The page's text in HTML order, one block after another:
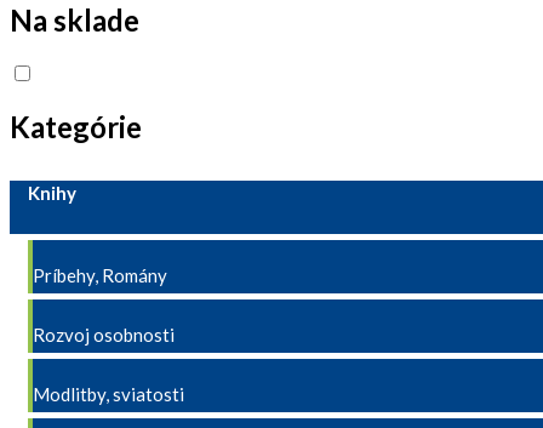
Na sklade
Kategórie
Knihy
Príbehy, Romány
Rozvoj osobnosti
Modlitby, sviatosti